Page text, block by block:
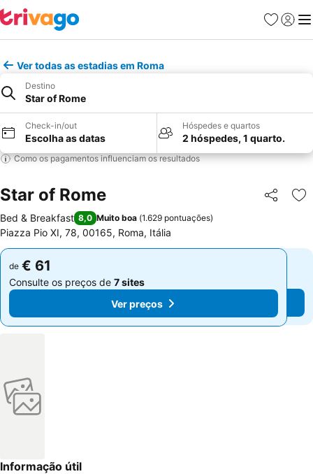
Favoritos
Iniciar
Ver todas as estadias em Roma
Destino
Star of Rome
Check-in/out
Escolha as datas
Hóspedes e quartos
2 hóspedes, 1 quarto.
Como os pagamentos influenciam os resultados
Star of Rome Partilhar
Bed & Breakfast 8,0 Muito boa (1.629 pontuações)
Piazza Pio XI, 78, 00165, Roma, Itália
de € 61
Consulte os preços de 7 sites
Ver preços
de € 61
Consulte os preços de 7 sites
Ver preços
Informação útil